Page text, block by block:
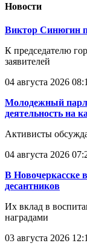
Новости
Виктор Синюгин
К председателю
заявителей
04 августа 2026
Молодежный
деятельность на
Активисты
04 августа 2026
В Новочеркасске
десантников
Их вклад в
наградами
03 августа 2026